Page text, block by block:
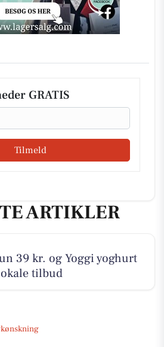
GRATIS
Tilmeld
ARTIKLER
39 kr. og Yoggi yoghurt
tilbud